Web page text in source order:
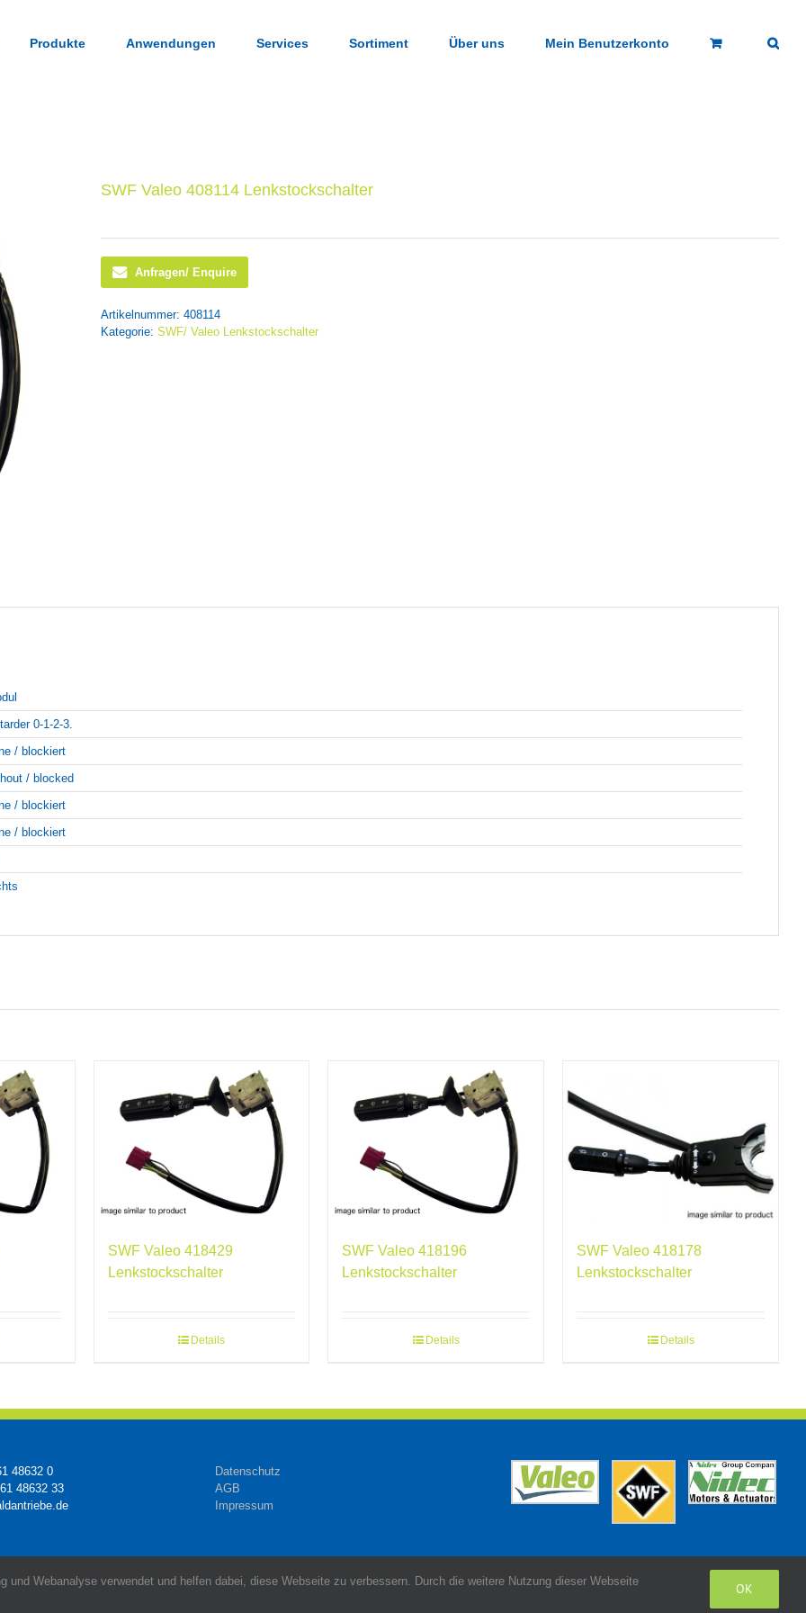
Produkte Anwendungen Services Sortiment Über uns Mein Benutzerkonto
SWF Valeo 408114 Lenkstockschalter
Anfragen/ Enquire
Artikelnummer: 408114
Kategorie: SWF/ Valeo Lenkstockschalter
0-1-2-3.
/ blockiert
/ blocked
/ blockiert
/ blockiert
SWF Valeo 418429
Lenkstockschalter
Details
SWF Valeo 418196
Lenkstockschalter
Details
SWF Valeo 418178
Lenkstockschalter
Details
48632 0
48632 33
Datenschutz
AGB
Impressum
Webanalyse verwendet und helfen dabei, diese Webseite zu verbessern. Durch die weitere Nutzung dieser Webseite
OK